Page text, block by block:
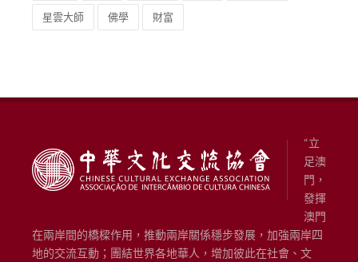
星雲大師 佛學 財富
“立
足澳
門，
發揮
澳門
在兩岸間的橋樑作用，推動兩岸關係穩步發展，加強兩岸四
地的交流互動；團結世界各地華人，增加彼此在社會、文